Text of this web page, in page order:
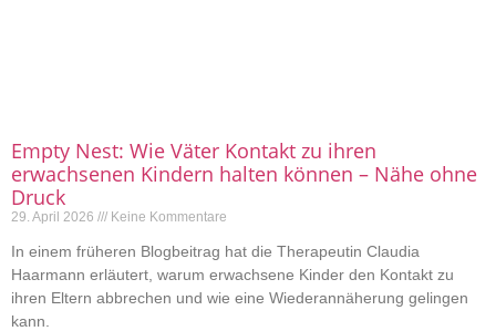
Empty Nest: Wie Väter Kontakt zu ihren
erwachsenen Kindern halten können – Nähe ohne
Druck
29. April 2026 Keine Kommentare
In einem früheren Blogbeitrag hat die Therapeutin Claudia
Haarmann erläutert, warum erwachsene Kinder den Kontakt zu
ihren Eltern abbrechen und wie eine Wiederannäherung gelingen
kann.